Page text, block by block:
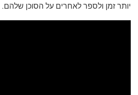
יותר זמן ולספר לאחרים על הסוכן שלהם.